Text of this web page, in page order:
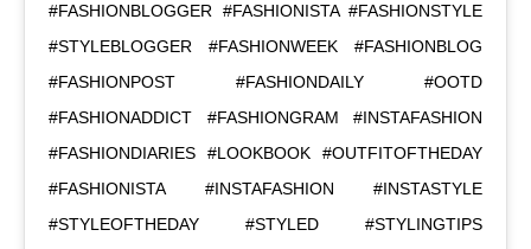
#FASHIONBLOGGER #FASHIONISTA #FASHIONSTYLE
#STYLEBLOGGER #FASHIONWEEK #FASHIONBLOG
#FASHIONPOST #FASHIONDAILY #OOTD
#FASHIONADDICT #FASHIONGRAM #INSTAFASHION
#FASHIONDIARIES #LOOKBOOK #OUTFITOFTHEDAY
#FASHIONISTA #INSTAFASHION #INSTASTYLE
#STYLEOFTHEDAY #STYLED #STYLINGTIPS